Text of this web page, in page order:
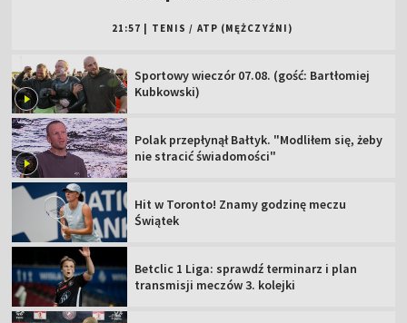
21:57 | TENIS / ATP (MĘŻCZYŹNI)
Sportowy wieczór 07.08. (gość: Bartłomiej
Kubkowski)
Polak przepłynął Bałtyk. "Modliłem się, żeby
nie stracić świadomości"
Hit w Toronto! Znamy godzinę meczu
Świątek
Betclic 1 Liga: sprawdź terminarz i plan
transmisji meczów 3. kolejki